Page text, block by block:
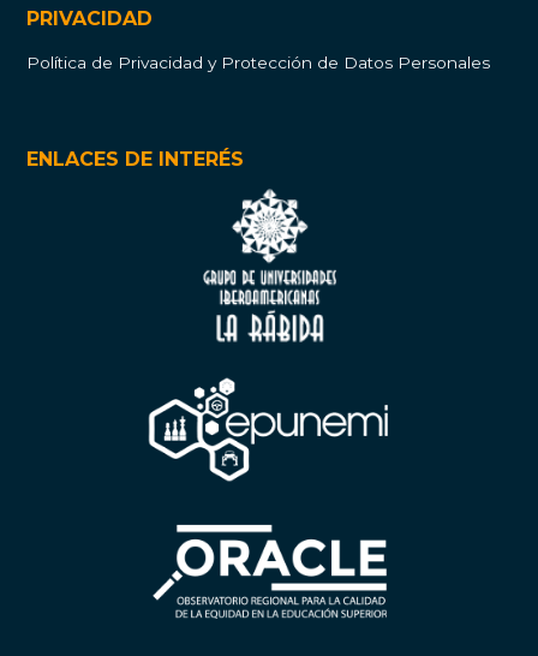
PRIVACIDAD
Política de Privacidad y Protección de Datos Personales
ENLACES DE INTERÉS